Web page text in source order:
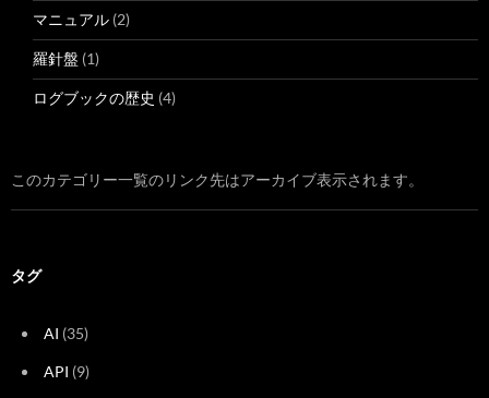
マニュアル (2)
羅針盤 (1)
ログブックの歴史 (4)
このカテゴリー一覧のリンク先はアーカイブ表示されます。
タグ
AI (35)
API (9)